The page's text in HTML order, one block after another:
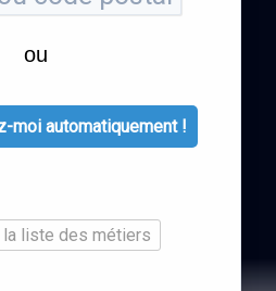
ou
moi automatiquement !
la liste des métiers